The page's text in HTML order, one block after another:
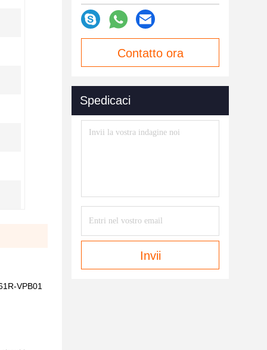
VPB01
Contatto ora
Spedicaci
Invii